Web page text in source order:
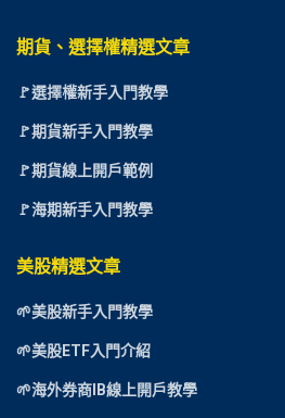
期貨、選擇權精選文章
🚩選擇權新手入門教學
🚩期貨新手入門教學
🚩期貨線上開戶範例
🚩海期新手入門教學
美股精選文章
🌱美股新手入門教學
🌱美股ETF入門介紹
🌱海外券商IB線上開戶教學